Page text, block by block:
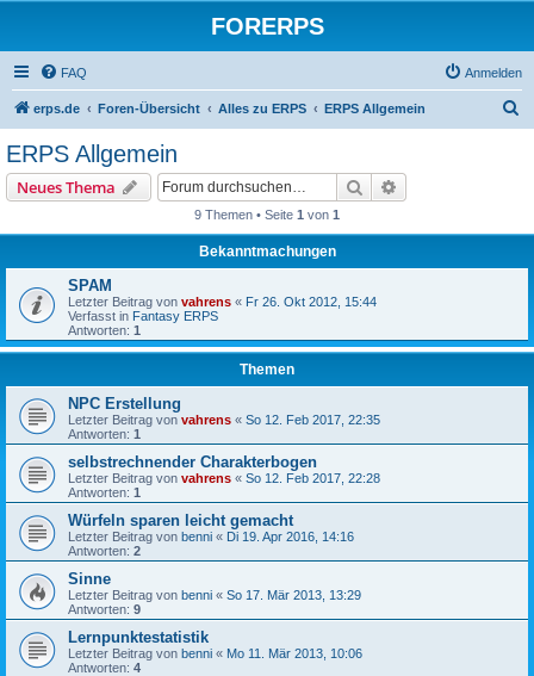
FORERPS
FAQ Anmelden
erps.de Foren-Übersicht Alles zu ERPS ERPS Allgemein
ERPS Allgemein
Neues Thema Suche
9 Themen • Seite 1 von 1
Bekanntmachungen
SPAM
Letzter Beitrag von vahrens « Fr 26. Okt 2012, 15:44
Verfasst in Fantasy ERPS
Antworten: 1
Themen
NPC Erstellung
Letzter Beitrag von vahrens « So 12. Feb 2017, 22:35
Antworten: 1
selbstrechnender Charakterbogen
Letzter Beitrag von vahrens « So 12. Feb 2017, 22:28
Antworten: 1
Würfeln sparen leicht gemacht
Letzter Beitrag von benni « Di 19. Apr 2016, 14:16
Antworten: 2
Sinne
Letzter Beitrag von benni « So 17. Mär 2013, 13:29
Antworten: 9
Lernpunktestatistik
Letzter Beitrag von benni « Mo 11. Mär 2013, 10:06
Antworten: 4